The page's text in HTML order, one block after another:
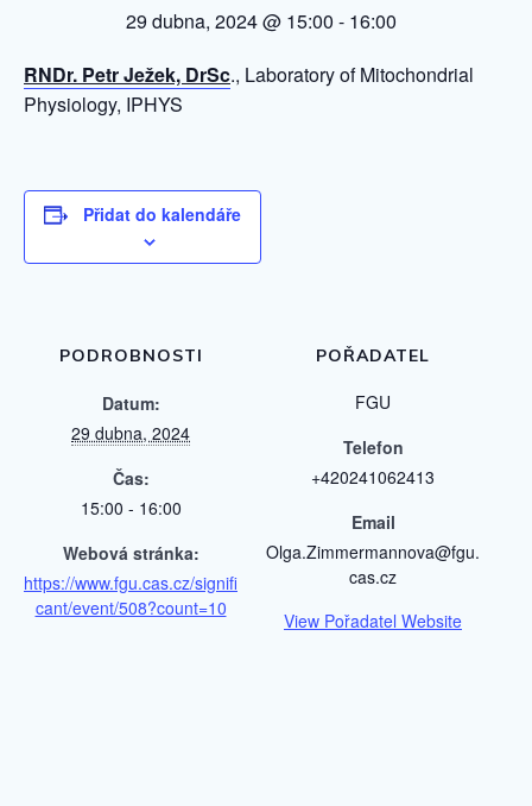
29 dubna, 2024 @ 15:00 - 16:00
RNDr. Petr Ježek, DrSc., Laboratory of Mitochondrial
Physiology, IPHYS
Přidat do kalendáře
PODROBNOSTI
Datum:
29 dubna, 2024
Čas:
15:00 - 16:00
Webová stránka:
https://www.fgu.cas.cz/signifi
cant/event/508?count=10
POŘADATEL
FGU
Telefon
+420241062413
Email
Olga.Zimmermannova@fgu.
cas.cz
View Pořadatel Website